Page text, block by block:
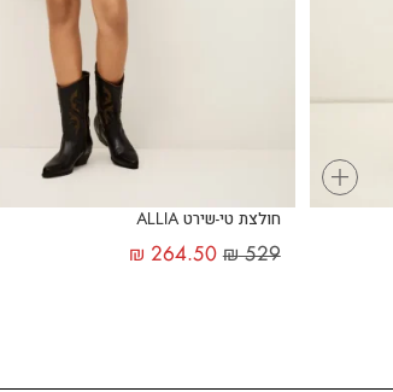
+
חולצת טי-שירט ALLIA
₪529
₪ 264.50